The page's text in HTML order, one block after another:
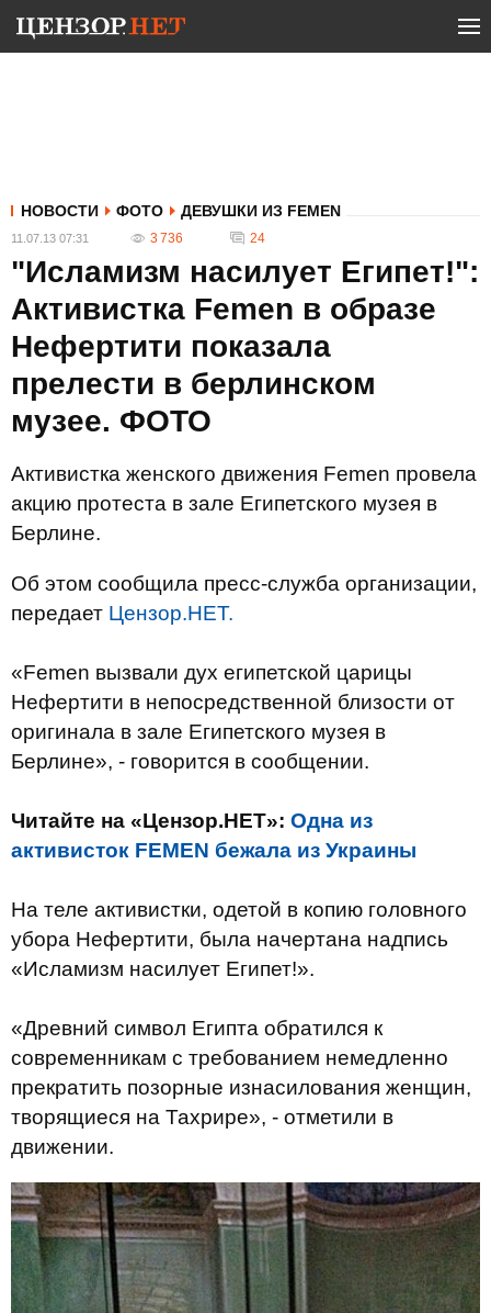
НОВОСТИ ФОТО ДЕВУШКИ ИЗ FEMEN
11.07.13 07:31 3 736 24
"Исламизм насилует Египет!":
Активистка Femen в образе
Нефертити показала
прелести в берлинском
музее. ФОТО
Активистка женского движения Femen провела
акцию протеста в зале Египетского музея в
Берлине.
Об этом сообщила пресс-служба организации,
передает Цензор.НЕТ.
«Femen вызвали дух египетской царицы
Нефертити в непосредственной близости от
оригинала в зале Египетского музея в
Берлине», - говорится в сообщении.
Читайте на «Цензор.НЕТ»: Одна из
активисток FEMEN бежала из Украины
На теле активистки, одетой в копию головного
убора Нефертити, была начертана надпись
«Исламизм насилует Египет!».
«Древний символ Египта обратился к
современникам с требованием немедленно
прекратить позорные изнасилования женщин,
творящиеся на Тахрире», - отметили в
движении.